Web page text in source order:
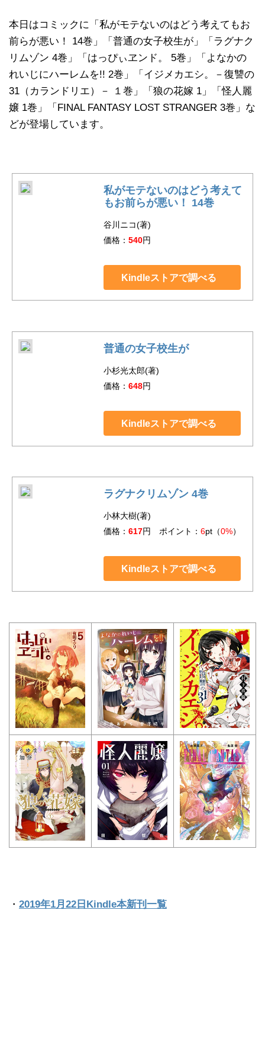
本日はコミックに「私がモテないのはどう考えてもお
前らが悪い！ 14巻」「普通の女子校生が」「ラグナク
リムゾン 4巻」「はっぴぃヱンド。 5巻」「よなかの
れいじにハーレムを!! 2巻」「イジメカエシ。－復讐の
31（カランドリエ）－ １巻」「狼の花嫁 1」「怪人麗
嬢 1巻」「FINAL FANTASY LOST STRANGER 3巻」な
どが登場しています。
私がモテないのはどう考えて
もお前らが悪い！ 14巻
谷川ニコ(著)
価格： 540円
Kindleストアで調べる
普通の女子校生が
小杉光太郎(著)
価格： 648円
Kindleストアで調べる
ラグナクリムゾン 4巻
小林大樹(著)
価格： 617円 ポイント： 6pt（0%）
Kindleストアで調べる
・ 2019年1月22日Kindle本新刊一覧